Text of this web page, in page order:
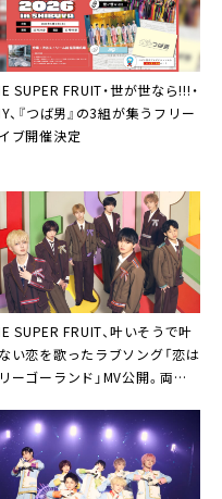
SUPER FRUIT・世が世なら!!!・
、『つば男』の3組が集うフリー
ブ開催決定
SUPER FRUIT、叶いそうで叶
い恋を歌ったラブソング「恋は
ーゴーランド」MV公開。両国
開催も